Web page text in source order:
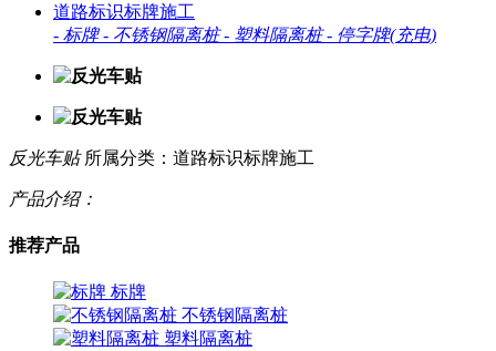
道路标识标牌施工
- 标牌 - 不锈钢隔离桩 - 塑料隔离桩 - 停字牌(充电)
反光车贴 所属分类：道路标识标牌施工
产品介绍：
推荐产品
标牌
不锈钢隔离桩
塑料隔离桩